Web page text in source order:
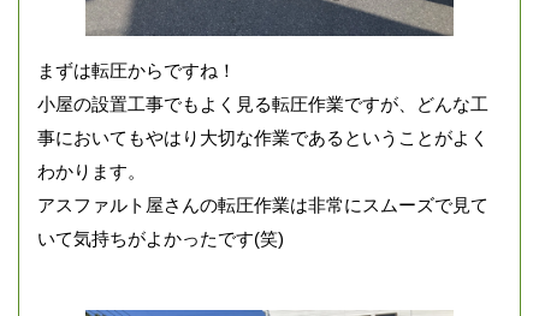
まずは転圧からですね！
小屋の設置工事でもよく見る転圧作業ですが、どんな工
事においてもやはり大切な作業であるということがよく
わかります。
アスファルト屋さんの転圧作業は非常にスムーズで見て
いて気持ちがよかったです(笑)